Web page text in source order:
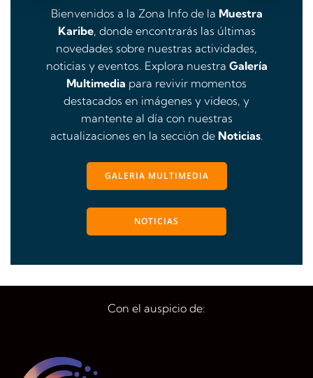
Bienvenidos a la Zona Info de la Muestra
Karibe, donde encontrarás las últimas
novedades sobre nuestras actividades,
noticias y eventos. Explora nuestra Galería
Multimedia para revivir momentos
destacados en imágenes y videos, y
mantente al día con nuestras
actualizaciones en la sección de Noticias.
GALERIA MULTIMEDIA
NOTICIAS
Con el auspicio de: